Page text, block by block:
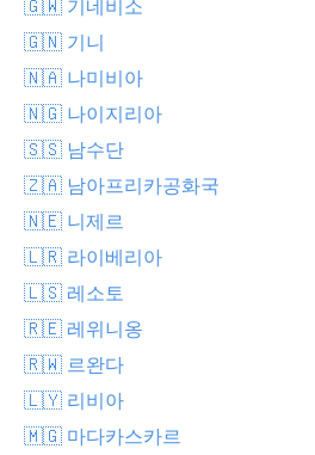
🇬🇼 기네비소
🇬🇳 기니
🇳🇦 나미비아
🇳🇬 나이지리아
🇸🇸 남수단
🇿🇦 남아프리카공화국
🇳🇪 니제르
🇱🇷 라이베리아
🇱🇸 레소토
🇷🇪 레위니옹
🇷🇼 르완다
🇱🇾 리비아
🇲🇬 마다카스카르